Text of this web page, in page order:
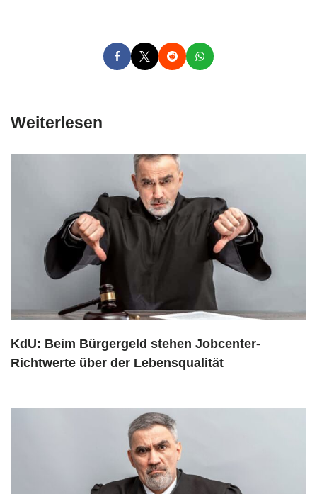
Weiterlesen
KdU: Beim Bürgergeld stehen Jobcenter-
Richtwerte über der Lebensqualität